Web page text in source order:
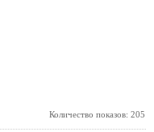
Количество показов: 205